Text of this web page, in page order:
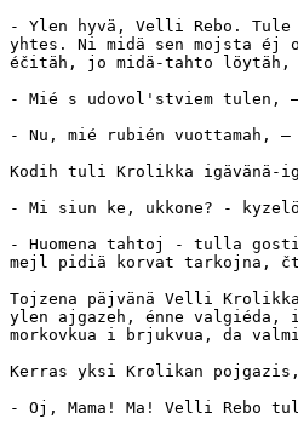
- Ylen hyvä, Velli Rebo. Tule
yhtes. Ni midä sen mojsta éj
éčitäh, jo midä-tahto
- Mié s udovol'stviem tulen, —
- Nu, mié rubién vuottamah,
Kodih tuli Krolikka igävänä-
- Mi siun ke, ukkone? -
- Huomena tahtoj - tulla
mejl pidiä korvat tarkojna,
Tojzena päjvänä Velli
ylen ajgazeh, énne
morkovkua i brjukvua, da
Kerras yksi Krolikan
- Oj, Mama! Ma! Velli Rebo